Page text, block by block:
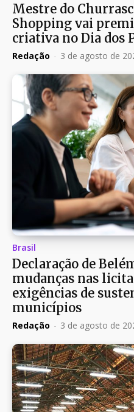
Mestre do
Shopping vai
criativa no Dia dos
Redação - 3 de agosto de
Brasil
Declaração de
mudanças nas
exigências de
municípios
Redação - 3 de agosto de